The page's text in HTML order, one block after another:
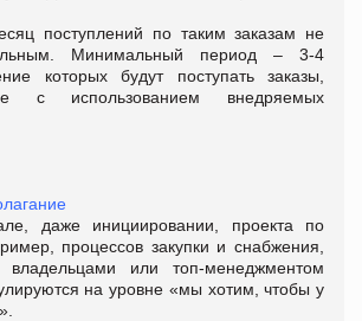
поступлений по таким заказам не
Минимальный период – 3-4
которых будут поступать заказы,
с использованием внедряемых
даже инициировании, проекта по
процессов закупки и снабжения,
или топ-менеджментом
на уровне «мы хотим, чтобы у